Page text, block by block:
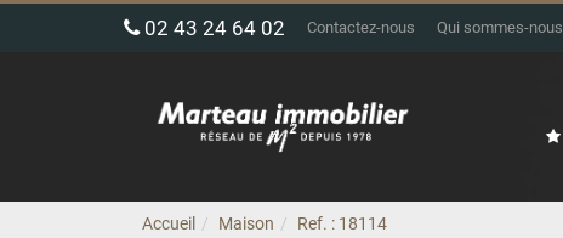
02 43 24 64 02 Contactez-nous Qui sommes-nous
Accueil Maison Ref. : 18114